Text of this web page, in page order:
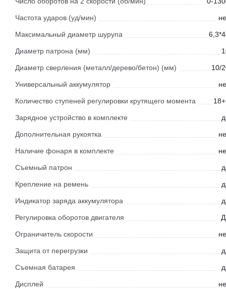
Частота ударов (уд/мин)
Максимальный диаметр шурупа
Диаметр патрона (мм)
Диаметр сверления (металл/дерево/бетон) (мм) 10/
Универсальный аккумулятор
Количество ступеней регулировки крутящего момента
Зарядное устройство в комплекте
Дополнительная рукоятка
Наличие фонаря в комплекте
Съемный патрон
Крепление на ремень
Индикатор заряда аккумулятора
Регулировка оборотов двигателя
Ограничитель скорости
Защита от перегрузки
Съемная батарея
Дисплей